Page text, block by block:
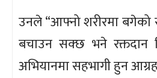
उनले “आफ्नो शरीरमा
बचाउन सक्छ भने रक्तदान
अभियानमा सहभागी हुन